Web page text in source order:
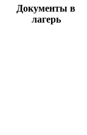
Документы в
лагерь